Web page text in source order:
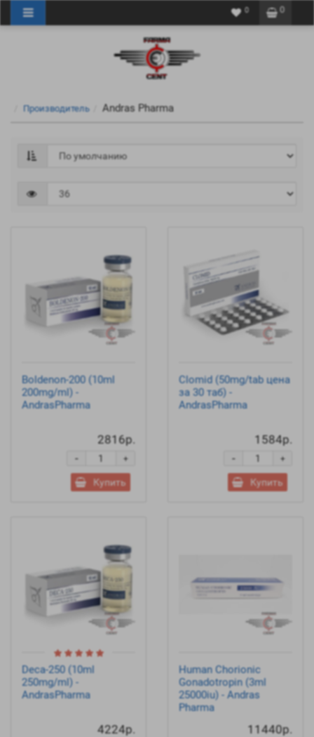
0
0
Производитель Andras Pharma
Boldenon-200 (10ml
200mg/ml) -
AndrasPharma
2816р.
+
-
Купить
Clomid (50mg/tab цена
за 30 таб) -
AndrasPharma
1584р.
+
-
Купить
Deca-250 (10ml
250mg/ml) -
AndrasPharma
4224р.
Human Chorionic
Gonadotropin (3ml
25000iu) - Andras
Pharma
11440р.